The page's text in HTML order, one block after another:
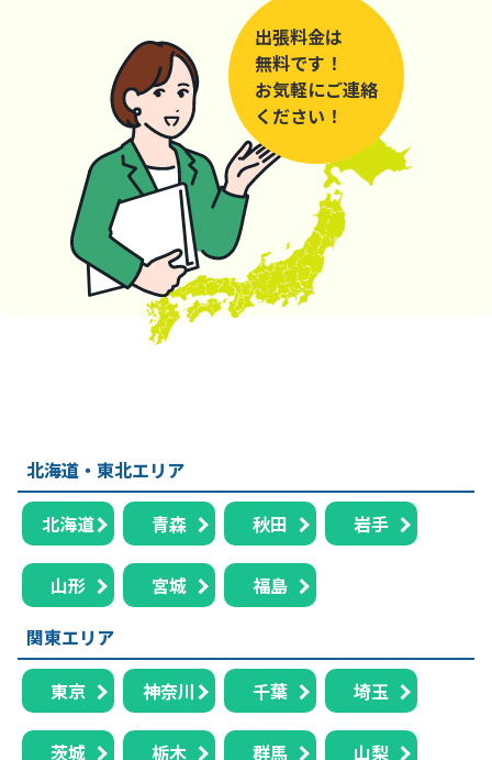
出張料金は
無料です！
お気軽にご連絡
ください！
北海道・東北エリア
北海道 青森 秋田 岩手
山形 宮城
福島
関東エリア
東京 神奈川 千葉 埼玉
茨城 栃木 群馬
山梨